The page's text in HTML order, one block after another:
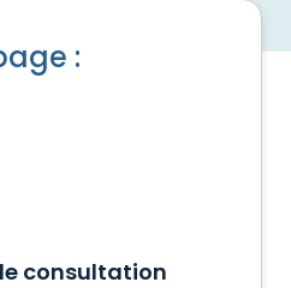
:
consultation